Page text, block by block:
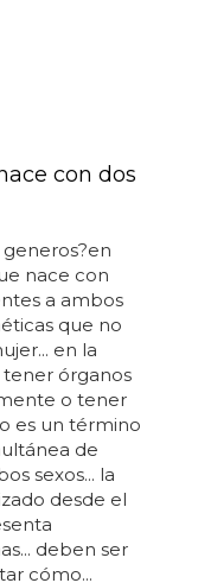
con dos
nace con
a ambos
que no
en la
órganos
o tener
es un término
de
sexos... la
desde el
deben ser
cómo...